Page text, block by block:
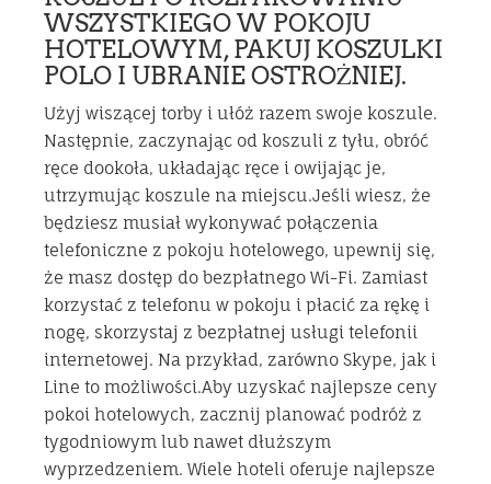
WSZYSTKIEGO W POKOJU
HOTELOWYM, PAKUJ KOSZULKI
POLO I UBRANIE OSTROŻNIEJ.
Użyj wiszącej torby i ułóż razem swoje koszule.
Następnie, zaczynając od koszuli z tyłu, obróć
ręce dookoła, układając ręce i owijając je,
utrzymując koszule na miejscu.Jeśli wiesz, że
będziesz musiał wykonywać połączenia
telefoniczne z pokoju hotelowego, upewnij się,
że masz dostęp do bezpłatnego Wi-Fi. Zamiast
korzystać z telefonu w pokoju i płacić za rękę i
nogę, skorzystaj z bezpłatnej usługi telefonii
internetowej. Na przykład, zarówno Skype, jak i
Line to możliwości.Aby uzyskać najlepsze ceny
pokoi hotelowych, zacznij planować podróż z
tygodniowym lub nawet dłuższym
wyprzedzeniem. Wiele hoteli oferuje najlepsze